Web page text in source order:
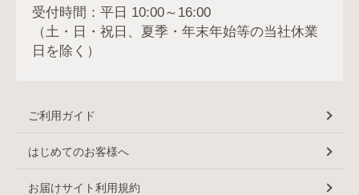
受付時間：平日 10:00～16:00
（土・日・祝日、夏季・年末年始等の当社休業
日を除く）
ご利用ガイド
はじめてのお客様へ
お届けサイト利用規約